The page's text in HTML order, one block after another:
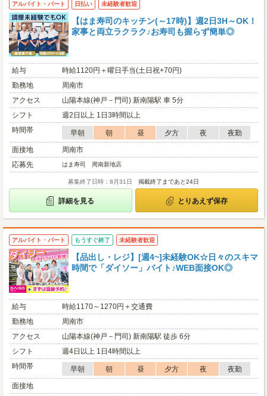
アルバイト・パート 日払い 未経験者歓迎
【はま寿司のキッチン(～17時)】週2日3H～OK！
家事と両立ラクラク♪お寿司も握らず簡単◎
給与
時給1120円＋曜日手当(土日祝+70円)
勤務地
周南市
アクセス
山陽本線(神戸－門司) 新南陽駅 車 5分
シフト
週2日以上 1日3時間以上
時間帯
早朝 朝 昼 夕方 夜
夜勤
面接地
周南市
応募先
はま寿司 周南新地店
募集終了日時：8月31日 掲載終了まであと24日
詳細を見る とりあえず保存
アルバイト・パート もうすぐ終了 未経験者歓迎
【品出し・レジ】[週4~]未経験OK☆日々のスキマ
時間で「ダイソー」バイト♪WEB面接OK◎
給与
時給1170～1270円＋交通費
勤務地
周南市
アクセス
山陽本線(神戸－門司) 新南陽駅 徒歩 6分
シフト
週4日以上 1日4時間以上
時間帯
早朝 朝 昼 夕方 夜
夜勤
面接地